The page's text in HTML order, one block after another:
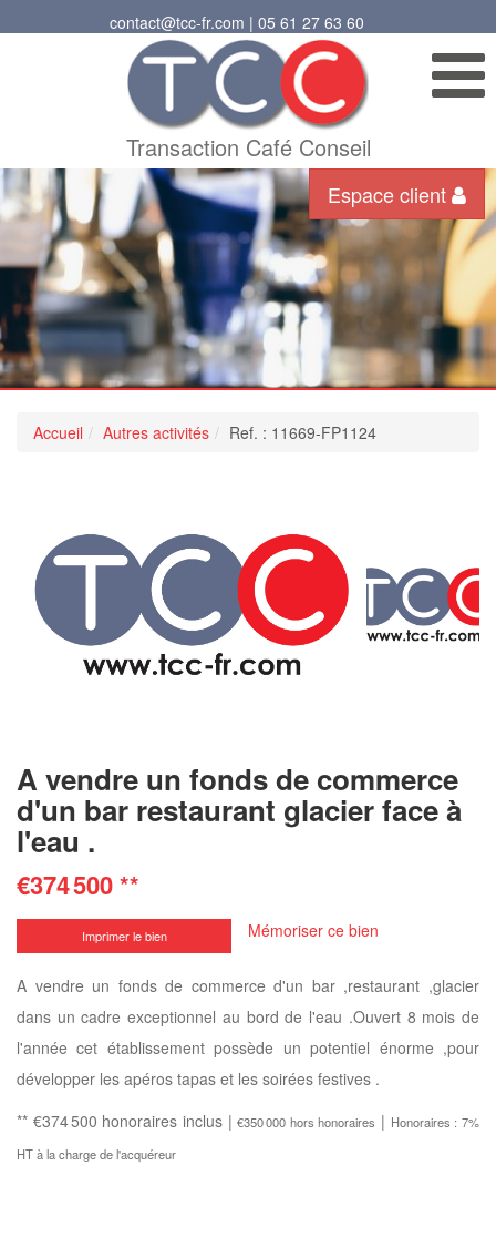
contact@tcc-fr.com | 05 61 27 63 60
Transaction Café Conseil
Espace client
Accueil Autres activités Ref. : 11669-FP1124
A vendre un fonds de commerce
d'un bar restaurant glacier face à
l'eau .
€374 500**
Imprimer le bien Mémoriser ce bien
A vendre un fonds de commerce d'un bar ,restaurant ,glacier
dans un cadre exceptionnel au bord de l'eau .Ouvert 8 mois de
l'année cet établissement possède un potentiel énorme ,pour
développer les apéros tapas et les soirées festives .
** €374 500 honoraires inclus |€350 000 hors honoraires | Honoraires : 7%
HT à la charge de l'acquéreur